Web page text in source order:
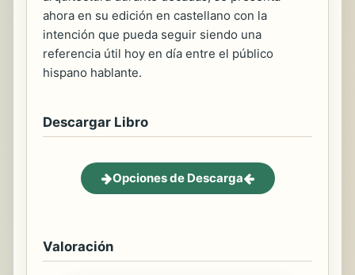
ahora en su edición en castellano con la
intención que pueda seguir siendo una
referencia útil hoy en día entre el público
hispano hablante.
Descargar Libro
Opciones de Descarga
Valoración